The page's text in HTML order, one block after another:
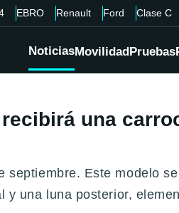
EBRO Renault Ford Clase C
NoticiasMovilidadPruebas
una
Este modelo
una luna posterior,